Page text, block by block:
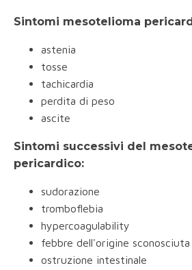
Sintomi mesotelioma
astenia
tosse
tachicardia
perdita di peso
ascite
Sintomi successivi del
pericardico:
sudorazione
tromboflebia
hypercoagulability
febbre dell'origine sconosciuta
ostruzione intestinale